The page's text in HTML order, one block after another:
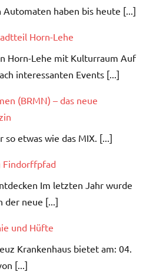
Automaten haben bis heute [...]
Horn-Lehe
Horn-Lehe mit Kulturraum Auf
interessanten Events [...]
(BRMN) – das neue
etwas wie das MIX. [...]
Findorffpfad
Im letzten Jahr wurde
der neue [...]
und Hüfte
Krankenhaus bietet am: 04.
[...]